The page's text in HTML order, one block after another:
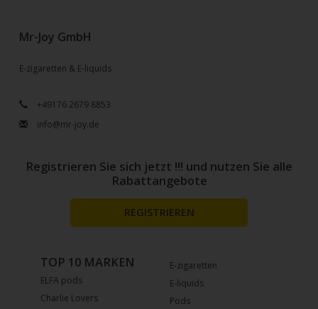
Mr-Joy GmbH
E-zigaretten & E-liquids
+49176 2679 8853
info@mr-joy.de
E-zigaretten
E-liquids
Pods
TOP 10 MARKEN
ELFA pods
Charlie Lovers
Registrieren Sie sich jetzt !!! und nutzen Sie alle
Rabattangebote
REGISTRIEREN